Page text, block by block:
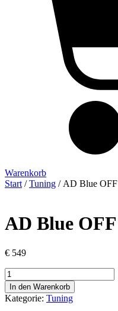
Warenkorb
Start /Tuning / AD Blue OFF
AD Blue OFF
€ 549
AD
Blue
OFF
Menge
In den Warenkorb
Kategorie: Tuning